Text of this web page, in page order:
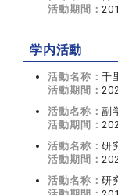
活動期間：
学内活動
活動名称：千
活動期間：
活動名称：副
活動期間：
活動名称：研
活動期間：
活動名称：研